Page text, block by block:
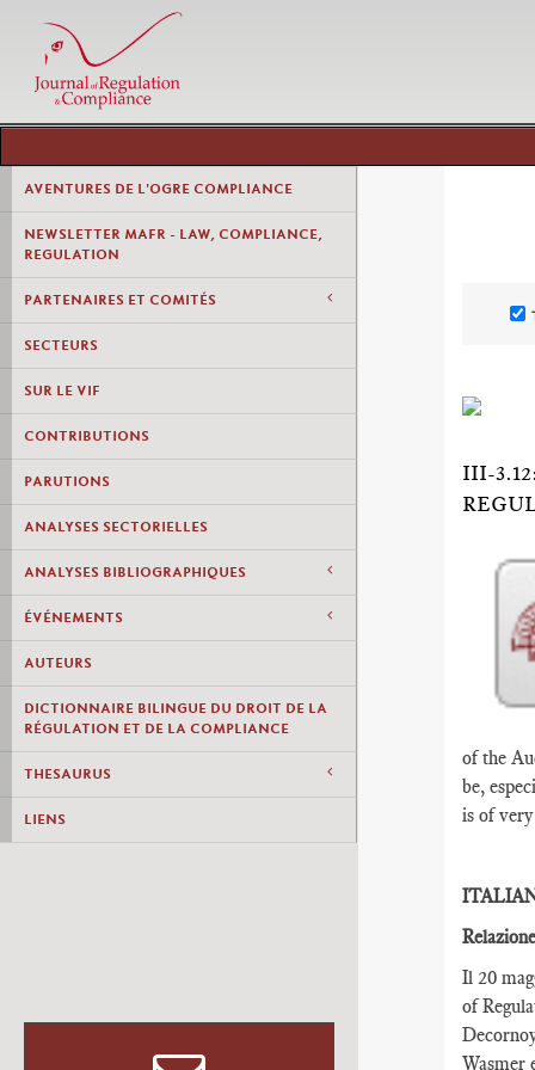
AVENTURES DE L'OGRE COMPLIANCE
NEWSLETTER MAFR - LAW, COMPLIANCE,
REGULATION
PARTENAIRES ET COMITÉS
SECTEURS
SUR LE VIF
CONTRIBUTIONS
PARUTIONS
ANALYSES SECTORIELLES
ANALYSES BIBLIOGRAPHIQUES
ÉVÉNEMENTS
AUTEURS
DICTIONNAIRE BILINGUE DU DROIT DE LA
RÉGULATION ET DE LA COMPLIANCE
THESAURUS
LIENS
III-
of the
be,
is of
Il 20
of
Wasmer